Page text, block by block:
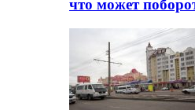
что может